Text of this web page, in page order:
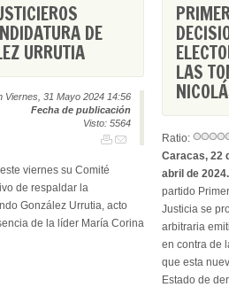
DE
URRUTIA
Viernes, 31 Mayo 2024 14:56
Fecha de publicación
Visto: 5564
viernes su Comité
de respaldar la
González Urrutia, acto
de la líder María Corina
LAS
Ratio:
Caracas, 22
abril de
partido
Justicia se
arbitraria
en contra de
que esta
Estado de